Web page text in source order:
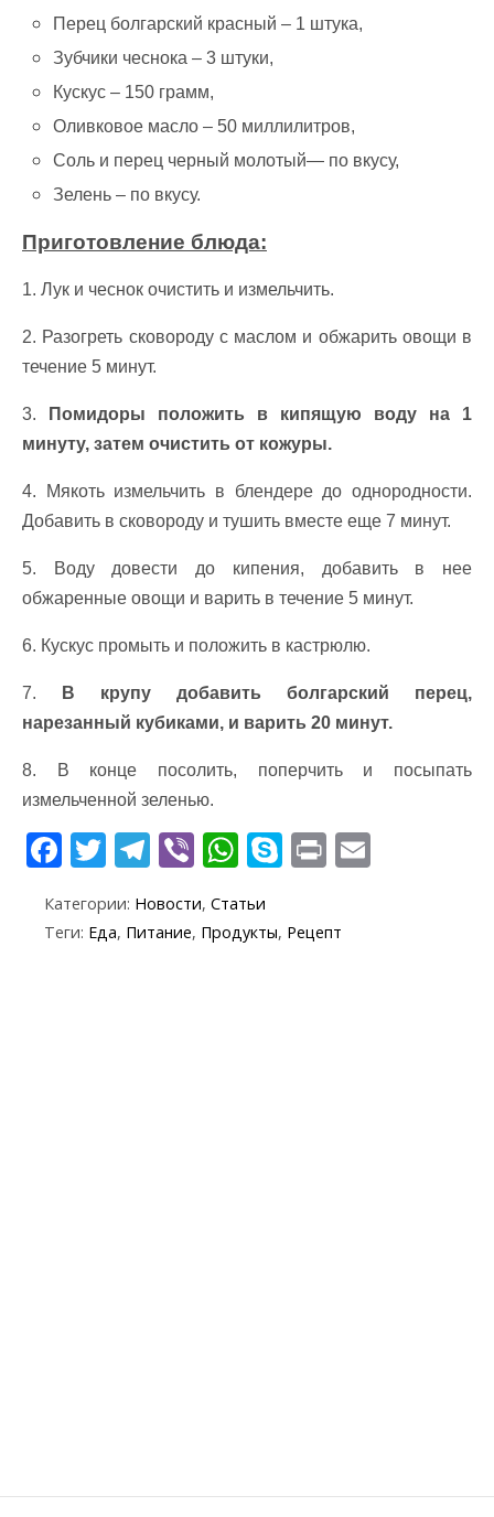
Перец болгарский красный – 1 штука,
Зубчики чеснока – 3 штуки,
Кускус – 150 грамм,
Оливковое масло – 50 миллилитров,
Соль и перец черный молотый— по вкусу,
Зелень – по вкусу.
Приготовление блюда:
1. Лук и чеснок очистить и измельчить.
2. Разогреть сковороду с маслом и обжарить овощи в
течение 5 минут.
3.
Помидоры положить в кипящую воду на 1
минуту, затем очистить от кожуры.
4. Мякоть измельчить в блендере до однородности.
Добавить в сковороду и тушить вместе еще 7 минут.
5. Воду довести до кипения, добавить в нее
обжаренные овощи и варить в течение 5 минут.
6. Кускус промыть и положить в кастрюлю.
7.
В крупу добавить болгарский перец,
нарезанный кубиками, и варить 20 минут.
8. В конце посолить, поперчить и посыпать
измельченной зеленью.
F
e
T
itt
er
T
e
Vi
er
W
at
s
S
y
Pr
t
Категории: Новости, Статьи
Теги: Еда, Питание, Продукты, Рецепт